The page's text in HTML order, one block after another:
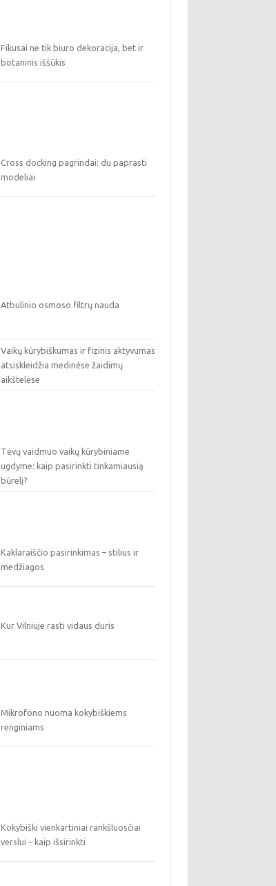
Fikusai ne tik biuro dekoracija, bet ir
botaninis iššūkis
Cross docking pagrindai: du paprasti
modeliai
Atbulinio osmoso filtrų nauda
Vaikų kūrybiškumas ir fizinis aktyvumas
atsiskleidžia medinėse žaidimų
aikštelėse
Tėvų vaidmuo vaikų kūrybiniame
ugdyme: kaip pasirinkti tinkamiausią
būrelį?
Kaklaraiščio pasirinkimas – stilius ir
medžiagos
Kur Vilniuje rasti vidaus duris
Mikrofono nuoma kokybiškiems
renginiams
Kokybiški vienkartiniai rankšluosčiai
verslui – kaip išsirinkti